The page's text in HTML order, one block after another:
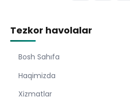
Tezkor havolalar
Bosh Sahıfa
Haqimizda
Xizmatlar